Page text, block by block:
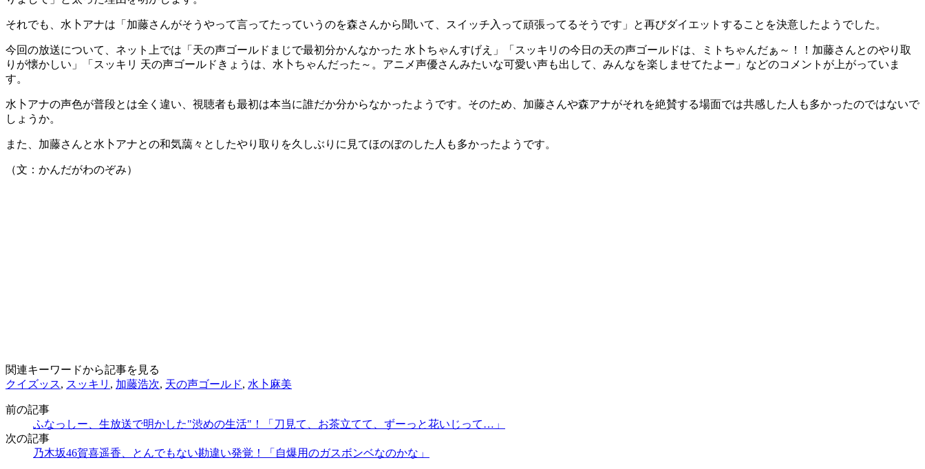
それでも、水卜アナは「加藤さんがそうやって言ってたっていうのを森さんから聞いて、スイッチ入って頑張ってるそうです」と再びダイエットすることを決意したようでした。
今回の放送について、ネット上では「天の声ゴールドまじで最初分かんなかった 水卜ちゃんすげえ」「スッキリの今日の天の声ゴールドは、ミトちゃんだぁ～！！加藤さんとのやり取
りが懐かしい」「スッキリ 天の声ゴールドきょうは、水卜ちゃんだった～。アニメ声優さんみたいな可愛い声も出して、みんなを楽しませてたよー」などのコメントが上がっていま
す。
水卜アナの声色が普段とは全く違い、視聴者も最初は本当に誰だか分からなかったようです。そのため、加藤さんや森アナがそれを絶賛する場面では共感した人も多かったのではないで
しょうか。
また、加藤さんと水卜アナとの和気藹々としたやり取りを久しぶりに見てほのぼのした人も多かったようです。
（文：かんだがわのぞみ）
関連キーワードから記事を見る
クイズッス, スッキリ , 加藤浩次, 天の声ゴールド, 水卜麻美
前の記事
ふなっしー、生放送で明かした"渋めの生活"！「刀見て、お茶立てて、ずーっと花いじって…」
次の記事
乃木坂46賀喜遥香、とんでもない勘違い発覚！「自爆用のガスボンベなのかな」